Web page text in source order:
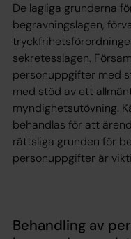
De lagliga grunderna
begravningslagen,
sekretesslagen.
personuppgifter med
med stöd av ett
myndighetsutövning.
behandlas för att
rättsliga grunden för
personuppgifter är
Behandling av